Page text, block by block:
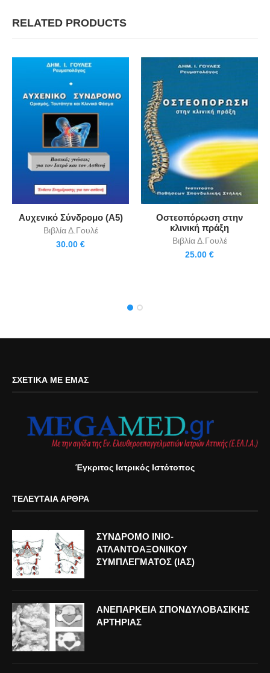
RELATED PRODUCTS
Aυχενικό Σύνδρομο (Α5)
Βιβλία Δ.Γουλέ
30.00 €
Οστεοπόρωση στην
κλινική πράξη
Βιβλία Δ.Γουλέ
25.00 €
ΣΧΕΤΙΚΆ ΜΕ ΕΜΆΣ
Έγκριτος Ιατρικός Ιστότοπος
ΤΕΛΕΥΤΑΊΑ ΆΡΘΡΑ
ΣΥΝΔΡΟΜΟ ΙΝΙΟ-
ΑΤΛΑΝΤΟΑΞΟΝΙΚΟΥ
ΣΥΜΠΛΕΓΜΑΤΟΣ (ΙΑΣ)
ΑΝΕΠΑΡΚΕΙΑ ΣΠΟΝΔΥΛΟΒΑΣΙΚΗΣ
ΑΡΤΗΡΙΑΣ